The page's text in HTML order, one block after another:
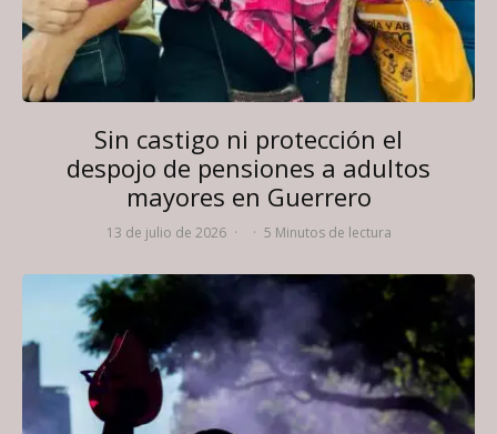
Sin castigo ni protección el
despojo de pensiones a adultos
mayores en Guerrero
13 de julio de 2026 · · 5 Minutos de lectura